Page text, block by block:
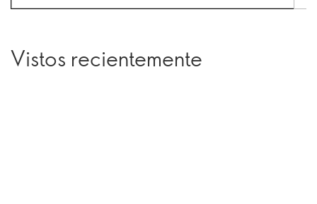
Vistos recientemente